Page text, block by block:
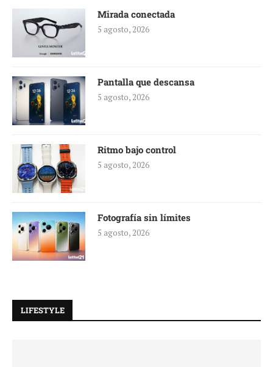
Mirada conectada
5 agosto, 2026
Pantalla que descansa
5 agosto, 2026
Ritmo bajo control
5 agosto, 2026
Fotografía sin límites
5 agosto, 2026
LIFESTYLE